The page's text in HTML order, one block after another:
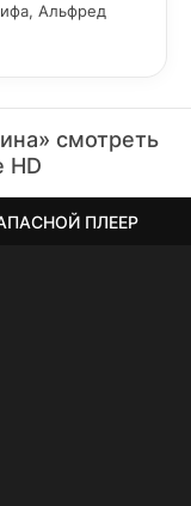
Альфред
смотреть
HD
ПЛЕЕР